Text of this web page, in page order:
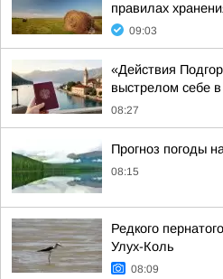
правилах
09:03
«Действия
выстрелом себе в
08:27
Прогноз погоды
08:15
Редкого
Улух-Коль
08:09